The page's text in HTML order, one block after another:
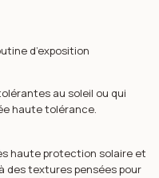
d’exposition
au soleil ou qui
haute tolérance.
haute protection solaire et
des textures pensées pour